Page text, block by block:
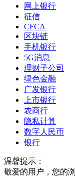
网上银行
征信
CFCA
区块链
手机银行
5G消息
理财子公司
绿色金融
广发银行
上市银行
农商行
隐私计算
数字人民币
银行
温馨提示：
敬爱的用户，您的